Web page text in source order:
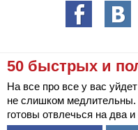
50 быстрых и
На все про все у вас
не слишком медлительны.
готовы отвлечься на два